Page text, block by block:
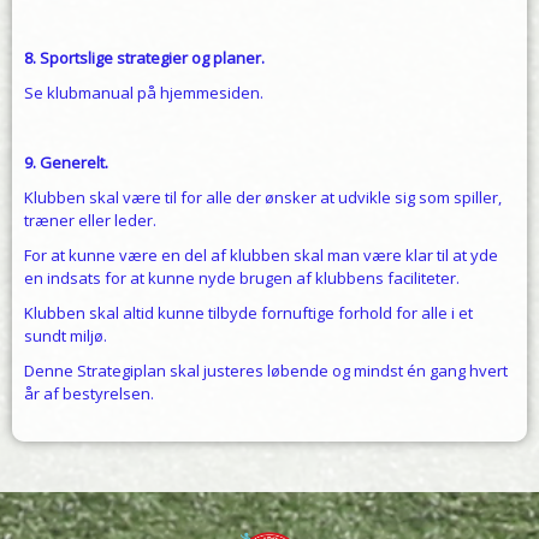
8. Sportslige strategier og planer.
Se klubmanual på hjemmesiden.
9. Generelt.
Klubben skal være til for alle der ønsker at udvikle sig som spiller,
træner eller leder.
For at kunne være en del af klubben skal man være klar til at yde
en indsats for at kunne nyde brugen af klubbens faciliteter.
Klubben skal altid kunne tilbyde fornuftige forhold for alle i et
sundt miljø.
Denne Strategiplan skal justeres løbende og mindst én gang hvert
år af bestyrelsen.